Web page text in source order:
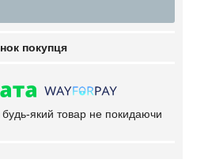
покупця
будь-який товар не покидаючи